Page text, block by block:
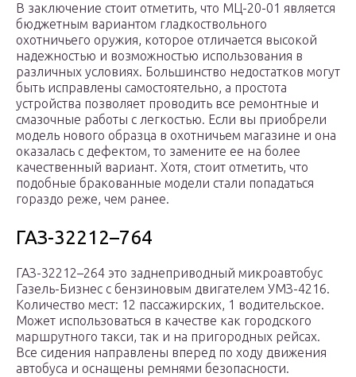
В заключение стоит отметить, что МЦ-20-01 является
бюджетным вариантом гладкоствольного
охотничьего оружия, которое отличается высокой
надежностью и возможностью использования в
различных условиях. Большинство недостатков могут
быть исправлены самостоятельно, а простота
устройства позволяет проводить все ремонтные и
смазочные работы с легкостью. Если вы приобрели
модель нового образца в охотничьем магазине и она
оказалась с дефектом, то замените ее на более
качественный вариант. Хотя, стоит отметить, что
подобные бракованные модели стали попадаться
гораздо реже, чем ранее.
ГАЗ-32212–764
ГАЗ-32212–264 это заднеприводный микроавтобус
Газель-Бизнес с бензиновым двигателем УМЗ-4216.
Количество мест: 12 пассажирских, 1 водительское.
Может использоваться в качестве как городского
маршрутного такси, так и на пригородных рейсах.
Все сидения направлены вперед по ходу движения
автобуса и оснащены ремнями безопасности.